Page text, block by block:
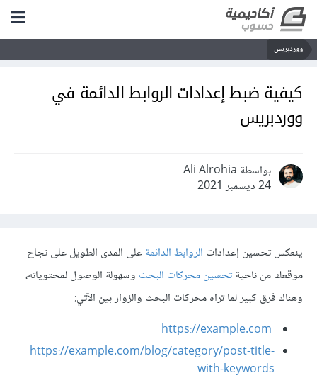
ووردبريس
كيفية ضبط إعدادات الروابط الدائمة في
ووردبريس
بواسطة Ali Alrohia
24 ديسمبر 2021
ينعكس تحسين إعدادات الروابط الدائمةعلى المدى الطويل على نجاح
موقعك من ناحيةتحسين محركات البحث وسهولة الوصول لمحتوياته،
وهناك فرق كبير لما تراه محركات البحث والزوار بين الآتي:
https://example.com
https://example.com/blog/category/post-title-
with-keywords